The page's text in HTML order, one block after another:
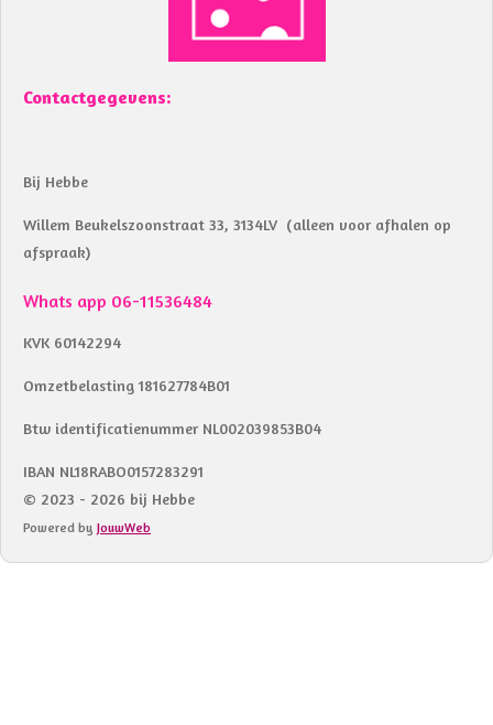
Contactgegevens:
Bij Hebbe
Willem Beukelszoonstraat 33, 3134LV (alleen voor afhalen op
afspraak)
Whats app 06-11536484
KVK 60142294
Omzetbelasting 181627784B01
Btw identificatienummer NL002039853B04
IBAN NL18RABO0157283291
© 2023 - 2026 bij Hebbe
Powered by JouwWeb